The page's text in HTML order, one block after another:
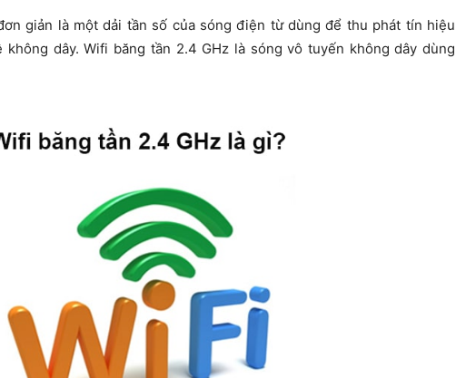
giản là một dải tần số của sóng điện từ dùng để thu phát tín hiệu
dây. Wifi băng tần 2.4 GHz là sóng vô tuyến không dây dùng